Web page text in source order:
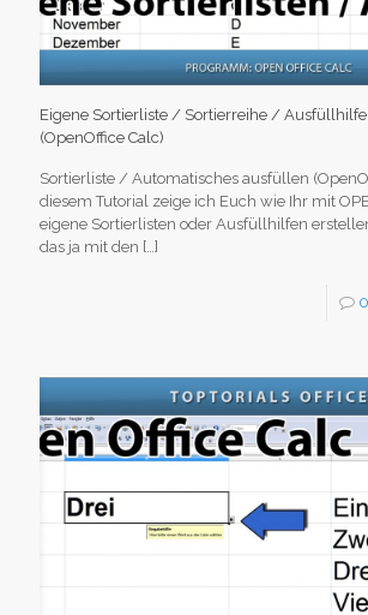
Eigene Sortierliste / Sortierreihe /
(OpenOffice Calc)
Sortierliste / Automatisches ausfüllen
diesem Tutorial zeige ich Euch wie Ihr mit
eigene Sortierlisten oder Ausfüllhilfen
das ja mit den […]
0